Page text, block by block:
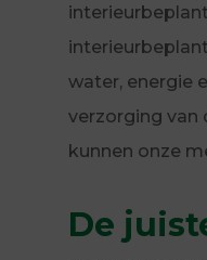
water, energie
verzorging van
kunnen onze
De